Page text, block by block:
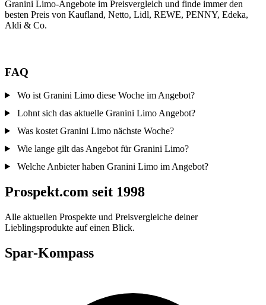
Granini Limo-Angebote im Preisvergleich und finde immer den
besten Preis von Kaufland, Netto, Lidl, REWE, PENNY, Edeka,
Aldi & Co.
FAQ
Wo ist Granini Limo diese Woche im Angebot?
Lohnt sich das aktuelle Granini Limo Angebot?
Was kostet Granini Limo nächste Woche?
Wie lange gilt das Angebot für Granini Limo?
Welche Anbieter haben Granini Limo im Angebot?
Prospekt.com seit 1998
Alle aktuellen Prospekte und Preisvergleiche deiner
Lieblingsprodukte auf einen Blick.
Spar-Kompass